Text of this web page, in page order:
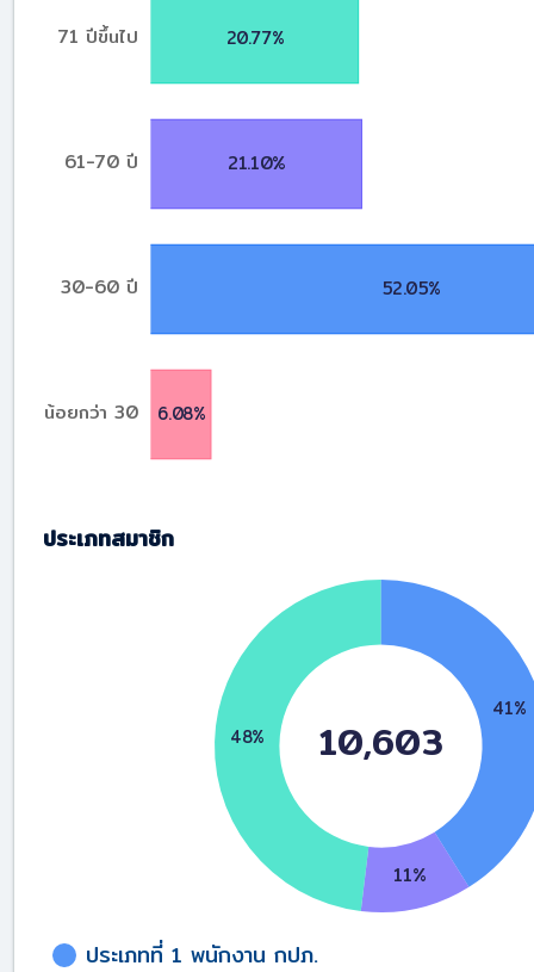
ประเภทสมาชิก
ประเภทที่ 1 พนักงาน กปภ.